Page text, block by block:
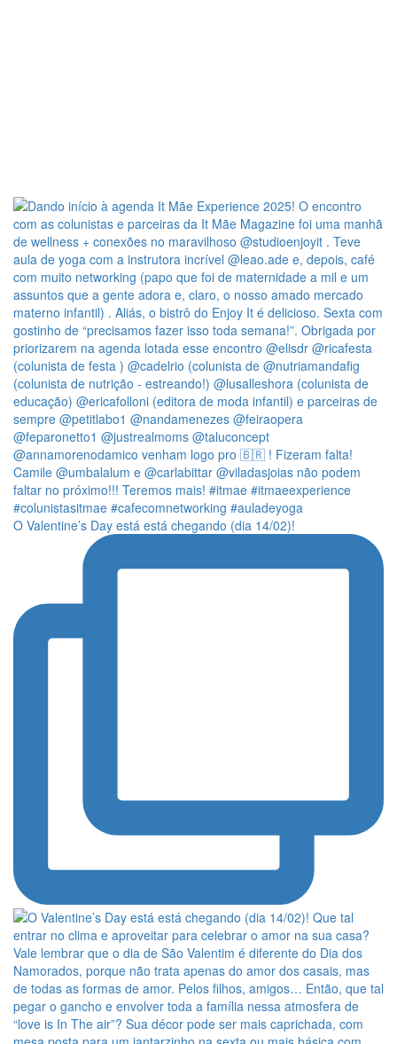
O Valentine’s Day está está chegando (dia 14/02)!